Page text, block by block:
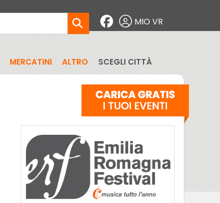
MIO VR
MERCATINI ALTRO SCEGLI CITTÀ